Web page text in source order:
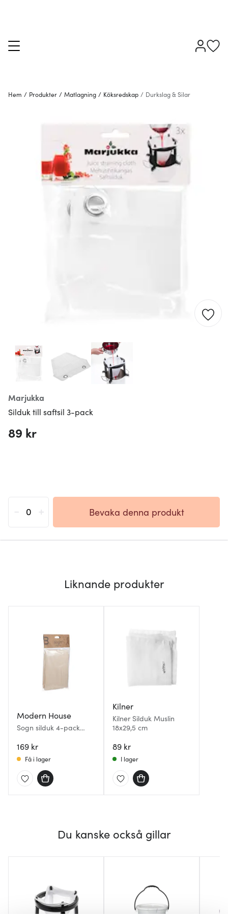
Hem / Produkter / Matlagning / Köksredskap / Durkslag & Silar
Marjukka
Silduk till saftsil 3-pack
89 kr
Bevaka denna produkt
Liknande produkter
Modern House
Sogn silduk 4-pack
169 kr
Få i lager
Kilner
Kilner Silduk Muslin
18x29,5 cm
89 kr
I lager
Du kanske också gillar